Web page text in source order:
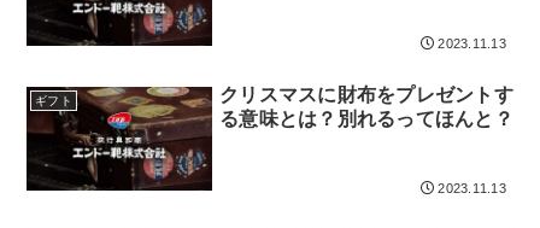
円
2023.11.13
ギフト
クリスマスに財布をプレゼントす
る意味とは？別れるってほんと？
2023.11.13